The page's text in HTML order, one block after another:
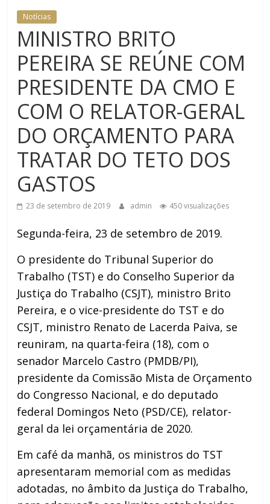
Notícias
MINISTRO BRITO
PEREIRA SE REÚNE COM
PRESIDENTE DA CMO E
COM O RELATOR-GERAL
DO ORÇAMENTO PARA
TRATAR DO TETO DOS
GASTOS
23 de setembro de 2019 admin 450 visualizações
Segunda-feira, 23 de setembro de 2019.
O presidente do Tribunal Superior do
Trabalho (TST) e do Conselho Superior da
Justiça do Trabalho (CSJT), ministro Brito
Pereira, e o vice-presidente do TST e do
CSJT, ministro Renato de Lacerda Paiva, se
reuniram, na quarta-feira (18), com o
senador Marcelo Castro (PMDB/PI),
presidente da Comissão Mista de Orçamento
do Congresso Nacional, e do deputado
federal Domingos Neto (PSD/CE), relator-
geral da lei orçamentária de 2020.
Em café da manhã, os ministros do TST
apresentaram memorial com as medidas
adotadas, no âmbito da Justiça do Trabalho,